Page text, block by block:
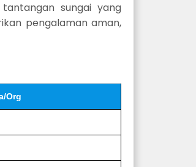
sungai yang
pengalaman aman,
Org